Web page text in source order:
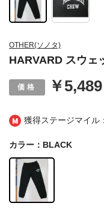
獲得ステージマイル
OTHER(ソノタ)
HARVARD スウェ
￥5,489
カラー：BLACK